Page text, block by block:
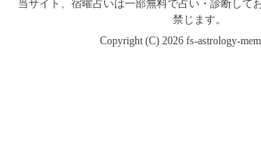
当サイト、宿曜占いは一部無料で占い・診断して
禁じます。
Copyright (C) 2026 fs-astrology-